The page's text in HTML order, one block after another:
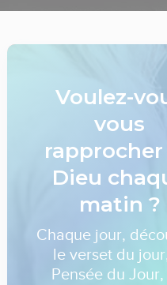
Voulez-
vous
Dieu
matin ?
Chaque jour,
le verset du
Pensée du Jour,